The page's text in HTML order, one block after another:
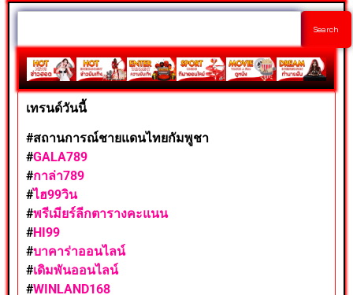
Search
เทรนด์วันนี้
#สถานการณ์ชายแดนไทยกัมพูชา
#GALA789
#กาล่า789
#ไฮ99วิน
#พรีเมียร์ลีกตารางคะแนน
#HI99
#บาคาร่าออนไลน์
#เดิมพันออนไลน์
#WINLAND168